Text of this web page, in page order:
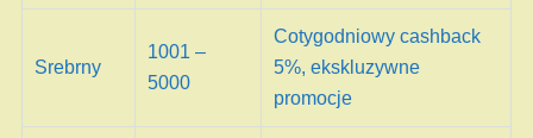
Srebrny
1001 –
5000
Cotygodniowy cashback
5%, ekskluzywne
promocje